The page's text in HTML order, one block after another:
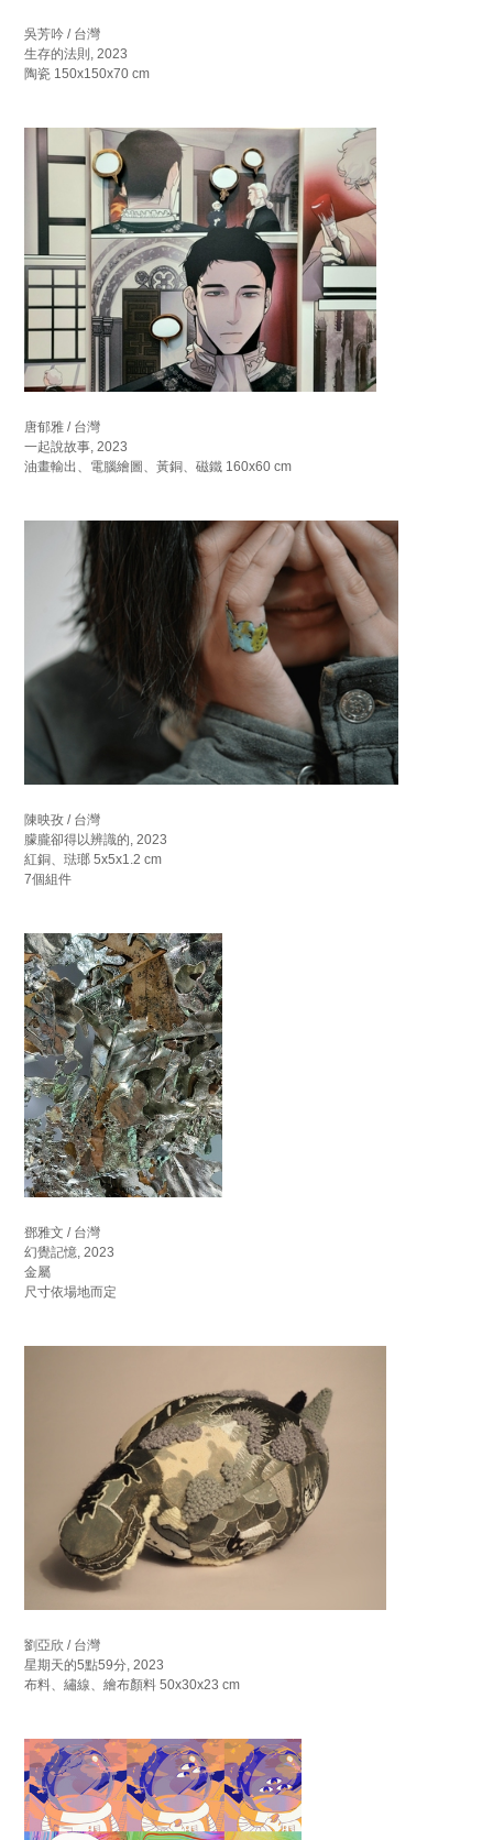
吳芳吟 / 台灣
生存的法則, 2023
陶瓷 150x150x70 cm
唐郁雅 / 台灣
一起說故事, 2023
油畫輸出、電腦繪圖、黃銅、磁鐵 160x60 cm
陳映孜 / 台灣
朦朧卻得以辨識的, 2023
紅銅、琺瑯 5x5x1.2 cm
7個組件
鄧雅文 / 台灣
幻覺記憶, 2023
金屬
尺寸依場地而定
劉亞欣 / 台灣
星期天的5點59分, 2023
布料、繡線、繪布顏料 50x30x23 cm